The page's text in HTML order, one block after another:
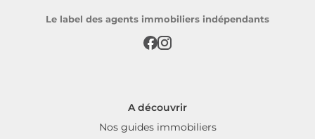
Le label des agents immobiliers indépendants
A découvrir
Nos guides immobiliers